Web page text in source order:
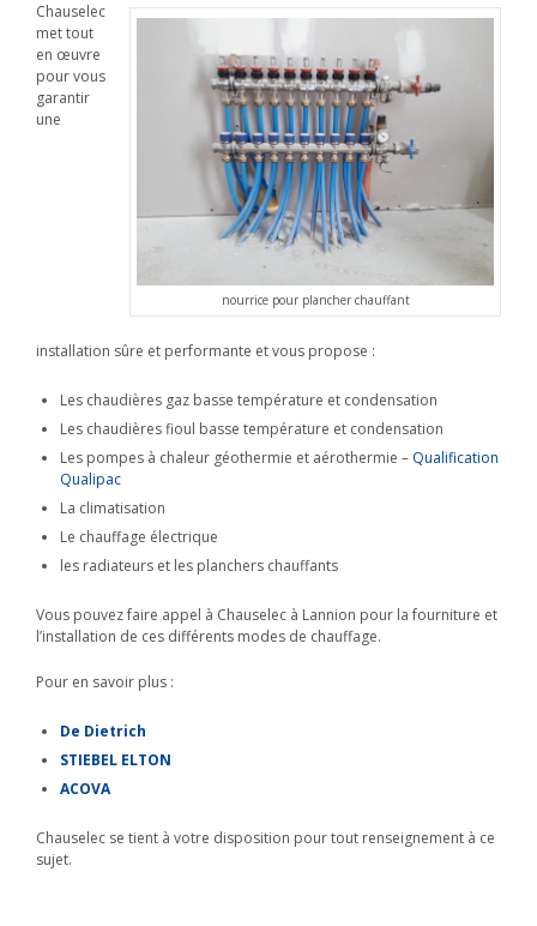
nourrice pour plancher chauffant
Chauselec
met tout
en œuvre
pour vous
garantir
une
installation sûre et performante et vous propose :
Les chaudières gaz basse température et condensation
Les chaudières fioul basse température et condensation
Les pompes à chaleur géothermie et aérothermie – Qualification
Qualipac
La climatisation
Le chauffage électrique
les radiateurs et les planchers chauffants
Vous pouvez faire appel à Chauselec à Lannion pour la fourniture et
l’installation de ces différents modes de chauffage.
Pour en savoir plus :
De Dietrich
STIEBEL ELTON
ACOVA
Chauselec se tient à votre disposition pour tout renseignement à ce
sujet.